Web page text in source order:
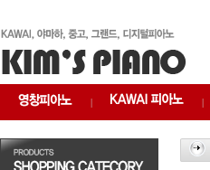
| |